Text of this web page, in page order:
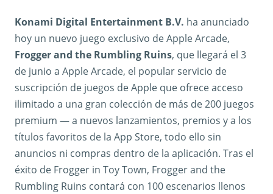
Konami Digital Entertainment B.V. ha anunciado
hoy un nuevo juego exclusivo de Apple Arcade,
Frogger and the Rumbling Ruins, que llegará el 3
de junio a Apple Arcade, el popular servicio de
suscripción de juegos de Apple que ofrece acceso
ilimitado a una gran colección de más de 200 juegos
premium — a nuevos lanzamientos, premios y a los
títulos favoritos de la App Store, todo ello sin
anuncios ni compras dentro de la aplicación. Tras el
éxito de Frogger in Toy Town, Frogger and the
Rumbling Ruins contará con 100 escenarios llenos